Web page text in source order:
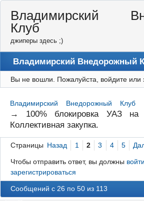
Владимирский
Клуб
джиперы здесь ;)
Владимирский Внедорожный
Форум
Правила
Регистрация
Вход
Вы не вошли. Пожалуйста, войдите или
Владимирский Внедорожный Клуб
→ 100% блокировка УАЗ на
Коллективная закупка.
Страницы Назад 1 2 3 4 5
Чтобы отправить ответ, вы должны войти
зарегистрироваться
Сообщений с 26 по 50 из 113